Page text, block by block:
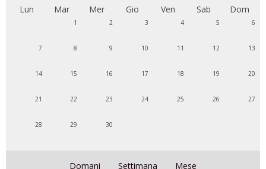
Lun Mar Mer Gio Ven Sab Dom
1 2 3 4 5 6
7 8 9 10 11 12 13
14 15 16 17 18 19 20
21 22 23 24 25 26 27
28 29 30
Domani Settimana Mese